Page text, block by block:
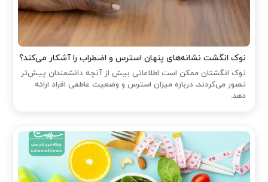
نوک انگشت نشانه‌های پنهان استرس و اضطراب را آشکار می‌کند؟
نوک انگشتان ممکن است اطلاعاتی بیش از آنچه دانشمندان پیش‌تر
تصور می‌کردند، درباره میزان استرس و وضعیت عاطفی افراد ارائه
دهد.